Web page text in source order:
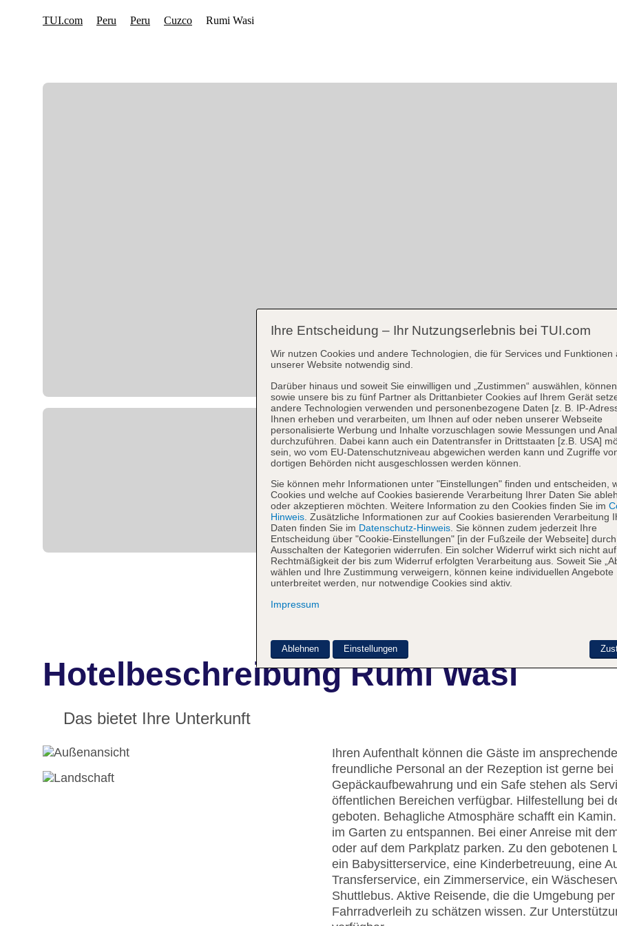
Hotelbeschreibung Rumi Wasi
Das bietet Ihre Unterkunft
Ihren Aufenthalt können die Gäste im
freundliche Personal an der Rezeption ist gerne
Gepäckaufbewahrung und ein Safe stehen als
öffentlichen Bereichen verfügbar. Hilfestellung bei
geboten. Behagliche Atmosphäre schafft ein
im Garten zu entspannen. Bei einer Anreise mit
oder auf dem Parkplatz parken. Zu den
ein Babysitterservice, eine Kinderbetreuung, eine
Transferservice, ein Zimmerservice, ein
Shuttlebus. Aktive Reisende, die die Umgebung
Fahrradverleih zu schätzen wissen. Zur
Ihre Entscheidung – Ihr Nutzungserlebnis bei TUI.com
Wir nutzen Cookies und andere Technologien, die für Services und Funktionen
unserer Website notwendig sind.
Darüber hinaus und soweit Sie einwilligen und „Zustimmen“ auswählen,
sowie unsere bis zu fünf Partner als Drittanbieter Cookies auf Ihrem Gerät
andere Technologien verwenden und personenbezogene Daten [z. B. IP-
Ihnen erheben und verarbeiten, um Ihnen auf oder neben unserer Webseite
personalisierte Werbung und Inhalte vorzuschlagen sowie Messungen und
durchzuführen. Dabei kann auch ein Datentransfer in Drittstaaten [z.B. USA]
sein, wo vom EU-Datenschutzniveau abgewichen werden kann und Zugriffe
dortigen Behörden nicht ausgeschlossen werden können.
Sie können mehr Informationen unter "Einstellungen" finden und entscheiden,
Cookies und welche auf Cookies basierende Verarbeitung Ihrer Daten Sie
oder akzeptieren möchten. Weitere Information zu den Cookies finden Sie im
Hinweis . Zusätzliche Informationen zur auf Cookies basierenden Verarbeitung
Daten finden Sie im Datenschutz-Hinweis . Sie können zudem jederzeit Ihre
Entscheidung über "Cookie-Einstellungen" [in der Fußzeile der Webseite] durch
Ausschalten der Kategorien widerrufen. Ein solcher Widerruf wirkt sich nicht
Rechtmäßigkeit der bis zum Widerruf erfolgten Verarbeitung aus. Soweit Sie
wählen und Ihre Zustimmung verweigern, können keine individuellen Angebote
unterbreitet werden, nur notwendige Cookies sind aktiv.
Impressum
Ablehnen Einstellungen